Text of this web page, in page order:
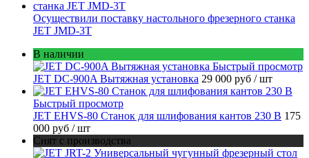
Осуществили поставку настольного фрезерного станка
JET JMD-3T
В наличии
Быстрый просмотр
JET DC-900A Вытяжная установка 29 000 руб / шт
Быстрый просмотр
JET EHVS-80 Станок для шлифования кантов 230 В 175
000 руб / шт
Снят с производства